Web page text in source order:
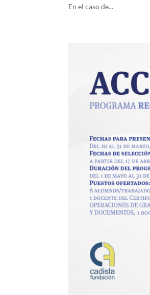
En el caso de...